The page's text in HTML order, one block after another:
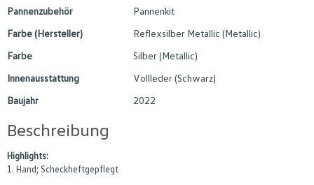
Pannenzubehör
Pannenkit
Farbe (Hersteller)
Reflexsilber Metallic (Metallic)
Farbe
Silber (Metallic)
Innenausstattung
Vollleder (Schwarz)
Baujahr
2022
Beschreibung
Highlights:
1. Hand; Scheckheftgepflegt